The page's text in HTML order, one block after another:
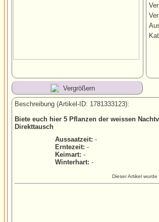
Vergrößern
Beschreibung (Artikel-ID: 1781333123):
Biete euch hier 5 Pflanzen der weissen
Direkttausch
Aussaatzeit: -
Erntezeit: -
Keimart: -
Winterhart: -
Dieser Artikel